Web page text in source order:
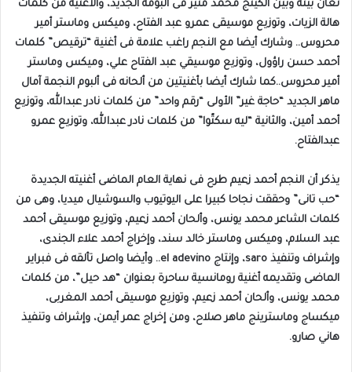
تعان بينه وبين الكينج محمد منير فى ألبومه الجديد، والأغنية من كلمات
هالة الزيات، وتوزيع موسيقى عمرو عبد الفتاح، وميكس وماستر أمير
محروس.. وشارك أيضا مع النجم راغب علامة فى أغنية “ترقيص” كلمات
أحمد حسن راؤول، وتوزيع موسيقي عبد الفتاح علي، وميكس وماستر
أمير محروس..كما شارك أيضا بأغنيتين من ألحانه فى ألبوم النجمة آمال
ماهر الجديد “حاجة غير” الأولى “رقم واحد” من كلمات نادر عبدالله، وتوزيع
أحمد أمين، والثانية “ليه سكتّوا” من كلمات نادر عبدالله، وتوزيع عمرو
عبدالفتاح.
يذكر أن النجم أحمد زعيم طرح فى نهاية العام الماضى أغنيته الجديدة
“حب تانى” وحققت نجاحا كبيرا على اليوتيوب والسوشيال ميديا، وهى من
كلمات الشاعر محمد يونس، وألحان أحمد زعيم، وتوزيع موسيقى أحمد
عبد السلام، وميكس وماستر خالد سند، وإخراج أحمد علاء الجندى،
وإشراف وتنفيذ saro، وإنتاج el adevino.. وأيضا واصل تألقه فى فبراير
الماضى وتقديمه أغنية رومانسية ساحرة بعنوان “هد حيل”، من كلمات
محمد يونس، وألحان أحمد زعيم، وتوزيع موسيقى أحمد المغربى،
ميكساج وماسترينج ماهر صلاح، ومن إخراج عمر أيمن، وإشراف وتنفيذ
هاني صارو.